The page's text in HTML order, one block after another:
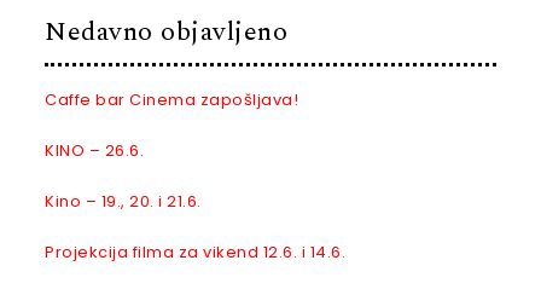
Nedavno objavljeno
Caffe bar Cinema zapošljava!
KINO – 26.6.
Kino – 19., 20. i 21.6.
Projekcija filma za vikend 12.6. i 14.6.